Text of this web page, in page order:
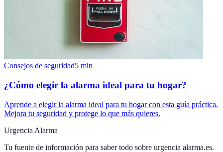
Consejos de seguridad5 min
¿Cómo elegir la alarma ideal para tu hogar?
Aprende a elegir la alarma ideal para tu hogar con esta guía práctica.
Mejora tu seguridad y protege lo que más quieres.
Urgencia Alarma
Tu fuente de información para saber todo sobre urgencia alarma.es.